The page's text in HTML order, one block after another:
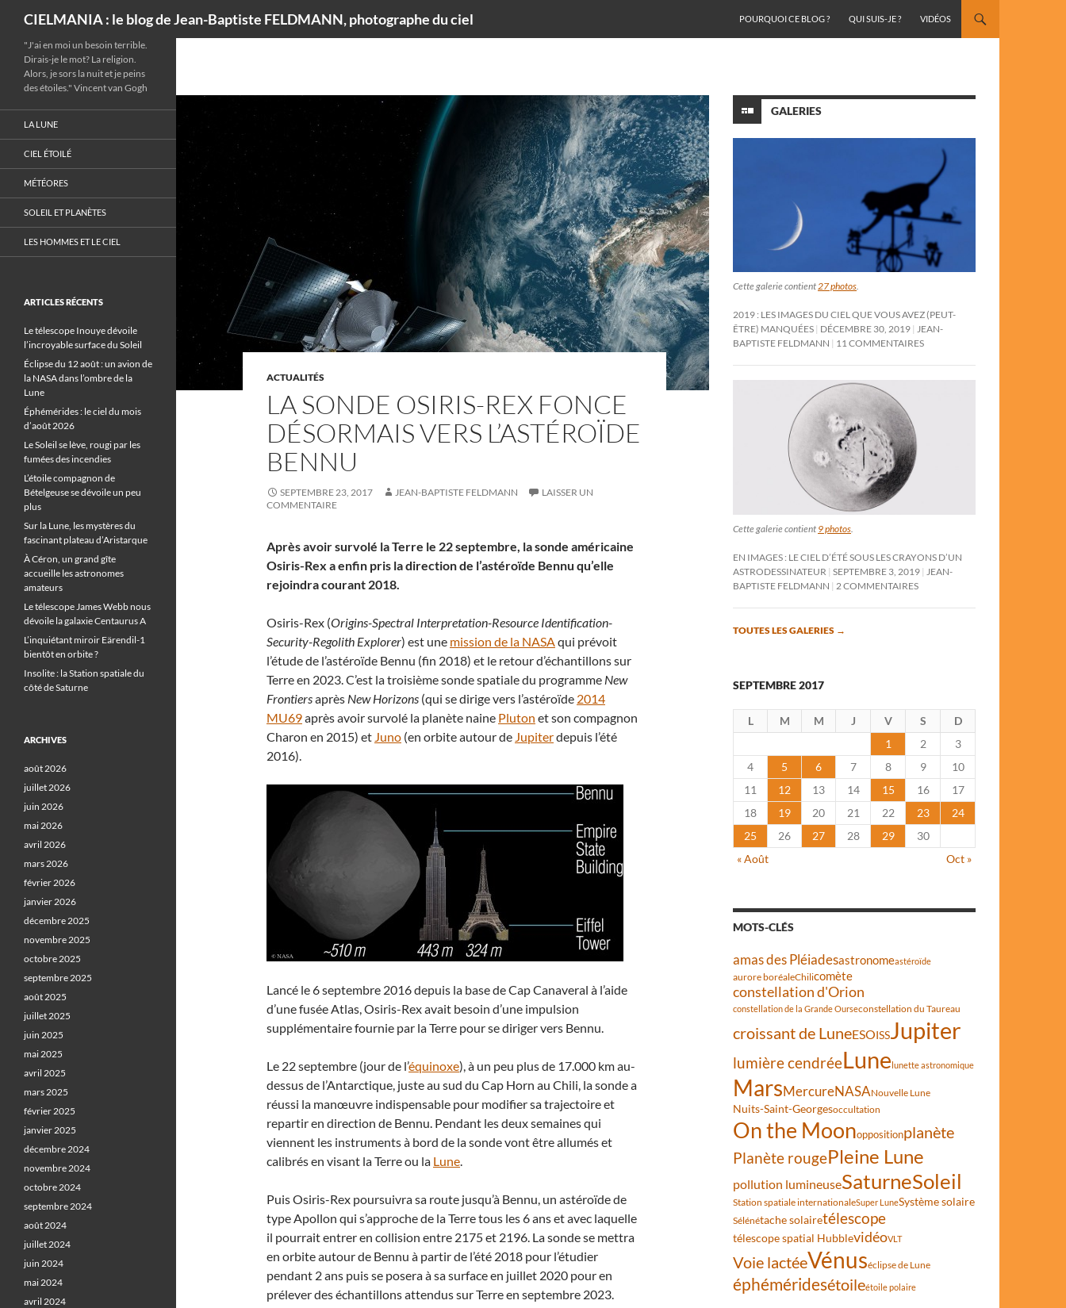
CIELMANIA : le blog de Jean-Baptiste FELDMANN, photographe du ciel
POURQUOI CE BLOG ?
QUI SUIS-JE ? VIDÉOS
ACTUALITÉS
LA SONDE OSIRIS-REX FONCE
DÉSORMAIS VERS L’ASTÉROÏDE
BENNU
SEPTEMBRE 23, 2017 JEAN-BAPTISTE FELDMANN
LAISSER UN
COMMENTAIRE
Après avoir survolé la Terre le 22 septembre, la sonde américaine
Osiris-Rex a enfin pris la direction de l’astéroïde Bennu qu’elle
rejoindra courant 2018.
Osiris-Rex (Origins-Spectral Interpretation-Resource Identification-
Security-Regolith Explorer) est une mission de la NASAqui prévoit
l’étude de l’astéroïde Bennu (fin 2018) et le retour d’échantillons sur
Terre en 2023. C’est la troisième sonde spatiale du programme New
Frontiersaprès New Horizons (qui se dirige vers l’astéroïde 2014
MU69après avoir survolé la planète naine Pluton et son compagnon
Charon en 2015) et Juno (en orbite autour de Jupiterdepuis l’été
2016).
Lancé le 6 septembre 2016 depuis la base de Cap Canaveral à l’aide
d’une fusée Atlas, Osiris-Rex avait besoin d’une impulsion
supplémentaire fournie par la Terre pour se diriger vers Bennu.
Le 22 septembre (jour de l’équinoxe), à un peu plus de 17.000 km au-
dessus de l’Antarctique, juste au sud du Cap Horn au Chili, la sonde a
réussi la manœuvre indispensable pour modifier sa trajectoire et
repartir en direction de Bennu. Pendant les deux semaines qui
viennent les instruments à bord de la sonde vont être allumés et
calibrés en visant la Terre ou la Lune.
Puis Osiris-Rex poursuivra sa route jusqu’à Bennu, un astéroïde de
type Apollon qui s’approche de la Terre tous les 6 ans et avec laquelle
il pourrait entrer en collision entre 2175 et 2196. La sonde se mettra
en orbite autour de Bennu à partir de l’été 2018 pour l’étudier
pendant 2 ans puis se posera à sa surface en juillet 2020 pour en
prélever des échantillons attendus sur Terre en septembre 2023.
GALERIES
Cette galerie contient27 photos.
2019 : LES IMAGES DU CIEL QUE VOUS AVEZ (PEUT-
ÊTRE) MANQUÉES DÉCEMBRE 30, 2019 JEAN-
BAPTISTE FELDMANN
11 COMMENTAIRES
Cette galerie contient 9 photos
EN IMAGES : LE CIEL D’ÉTÉ SOUS LES CRAYONS D’UN
ASTRODESSINATEUR SEPTEMBRE 3, 2019
JEAN-
BAPTISTE FELDMANN
2 COMMENTAIRES
TOUTES LES GALERIES →
SEPTEMBRE 2017
L M M J V S
D
1
2
3
4
5 6 7 8 9
10
11
12 13 14 15 16
17
18
19 20 21 22 23
24
25
26 27 28 29
30
« Août
Oct »
MOTS-CLÉS
amas des Pléiadesastronomeastéroïde
aurore boréaleChilicomète
constellation d'Orion
constellation de la Grande Ourseconstellation du Taureau
croissant de LuneESOISSJupiter
lumière cendréeLunelunette astronomique
MarsMercureNASANouvelle Lune
Nuits-Saint-Georgesoccultation
On the Moonoppositionplanète
Planète rougePleine Lune
pollution lumineuseSaturneSoleil
Station spatiale internationaleSuper LuneSystème solaire
Sélénétache solairetélescope
télescope spatial HubblevidéoVLT
Voie lactéeVénuséclipse de Lune
éphéméridesétoileétoile polaire
"J'ai en moi un besoin terrible.
Dirais-je le mot? La religion.
Alors, je sors la nuit et je peins
des étoiles." Vincent van Gogh
LA LUNE
CIEL ÉTOILÉ
MÉTÉORES
SOLEIL ET PLANÈTES
LES HOMMES ET LE CIEL
ARTICLES RÉCENTS
Le télescope Inouye dévoile
l’incroyable surface du Soleil
Éclipse du 12 août : un avion de
la NASA dans l’ombre de la
Lune
Éphémérides : le ciel du mois
d’août 2026
Le Soleil se lève, rougi par les
fumées des incendies
L’étoile compagnon de
Bételgeuse se dévoile un peu
plus
Sur la Lune, les mystères du
fascinant plateau d’Aristarque
À Céron, un grand gîte
accueille les astronomes
amateurs
Le télescope James Webb nous
dévoile la galaxie Centaurus A
L’inquiétant miroir Eärendil-1
bientôt en orbite ?
Insolite : la Station spatiale du
côté de Saturne
ARCHIVES
août 2026
juillet 2026
juin 2026
mai 2026
avril 2026
mars 2026
février 2026
janvier 2026
décembre 2025
novembre 2025
octobre 2025
septembre 2025
août 2025
juillet 2025
juin 2025
mai 2025
avril 2025
mars 2025
février 2025
janvier 2025
décembre 2024
novembre 2024
octobre 2024
septembre 2024
août 2024
juillet 2024
juin 2024
mai 2024
avril 2024